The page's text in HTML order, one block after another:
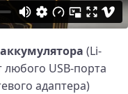
(Li-
любого USB-порта
адаптера)